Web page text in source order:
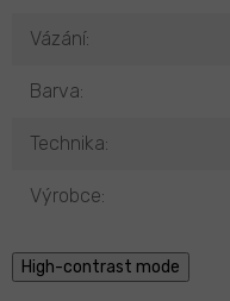
Vázání:
Barva:
Technika:
Výrobce:
High-contrast mode